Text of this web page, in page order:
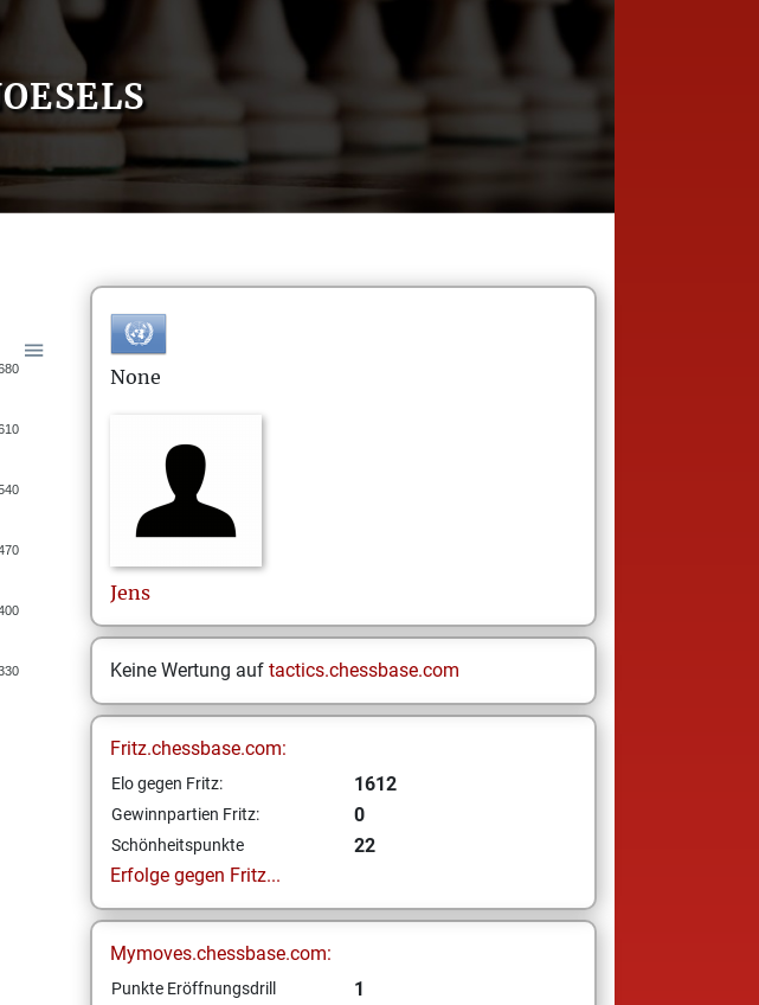
None
Jens
Keine Wertung auf tactics.chessbase.com
Fritz.chessbase.com:
Elo gegen Fritz: 1612
Gewinnpartien Fritz: 0
Schönheitspunkte
22
Erfolge gegen Fritz...
Mymoves.chessbase.com:
Punkte Eröffnungsdrill 1